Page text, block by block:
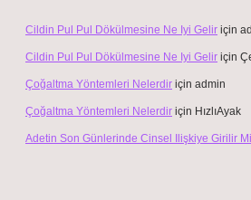
Cildin Pul Pul Dökülmesine Ne Iyi Gelir için
Cildin Pul Pul Dökülmesine Ne Iyi Gelir için
Çoğaltma Yöntemleri Nelerdir için admin
Çoğaltma Yöntemleri Nelerdir için HızlıAyak
Adetin Son Günlerinde Cinsel Ilişkiye Girilir Mi